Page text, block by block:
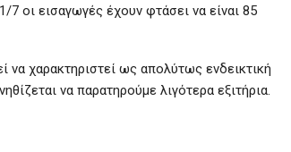
7 οι εισαγωγές έχουν φτάσει να είναι 85
να χαρακτηριστεί ως απολύτως ενδεικτική
να παρατηρούμε λιγότερα εξιτήρια.